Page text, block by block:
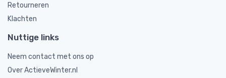
Retourneren
Klachten
Nuttige links
Neem contact met ons op
Over ActieveWinter.nl